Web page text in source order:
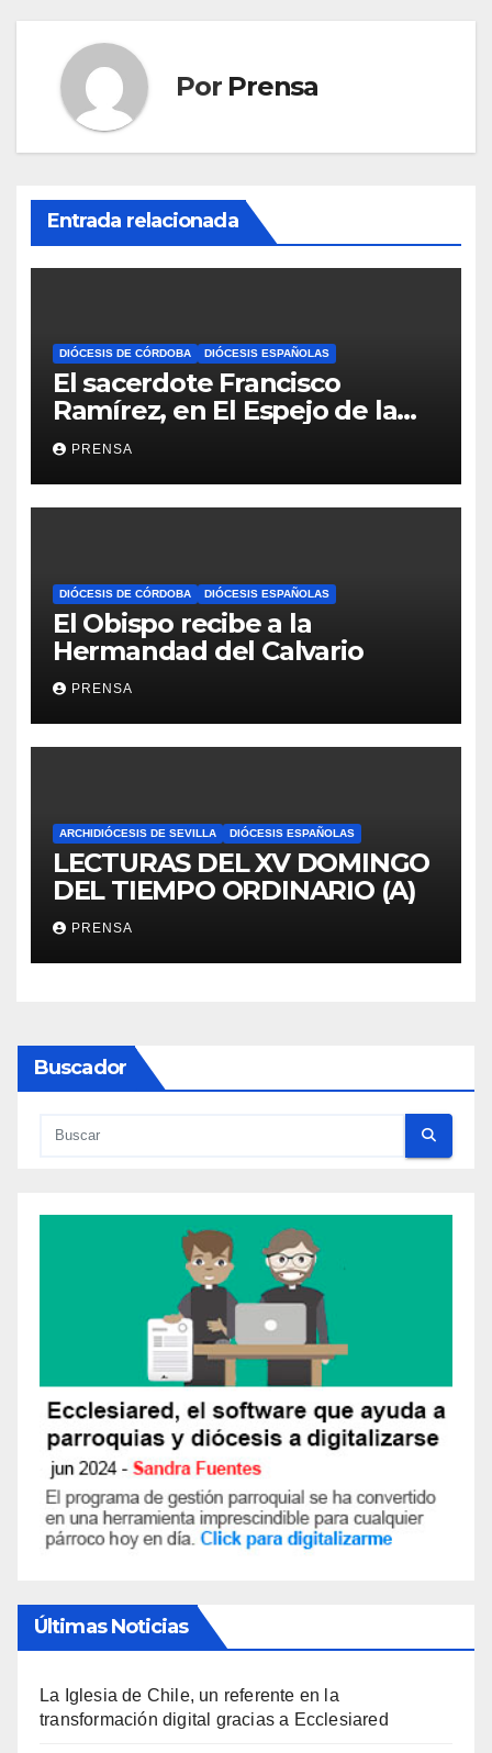
Por Prensa
Entrada relacionada
DIÓCESIS DE CÓRDOBA DIÓCESIS ESPAÑOLAS
El sacerdote Francisco
Ramírez, en El Espejo de la
Iglesia
PRENSA
DIÓCESIS DE CÓRDOBA DIÓCESIS ESPAÑOLAS
El Obispo recibe a la
Hermandad del Calvario
PRENSA
ARCHIDIÓCESIS DE SEVILLA DIÓCESIS ESPAÑOLAS
LECTURAS DEL XV DOMINGO
DEL TIEMPO ORDINARIO (A)
PRENSA
Buscador
Últimas Noticias
La Iglesia de Chile, un referente en la
transformación digital gracias a Ecclesiared